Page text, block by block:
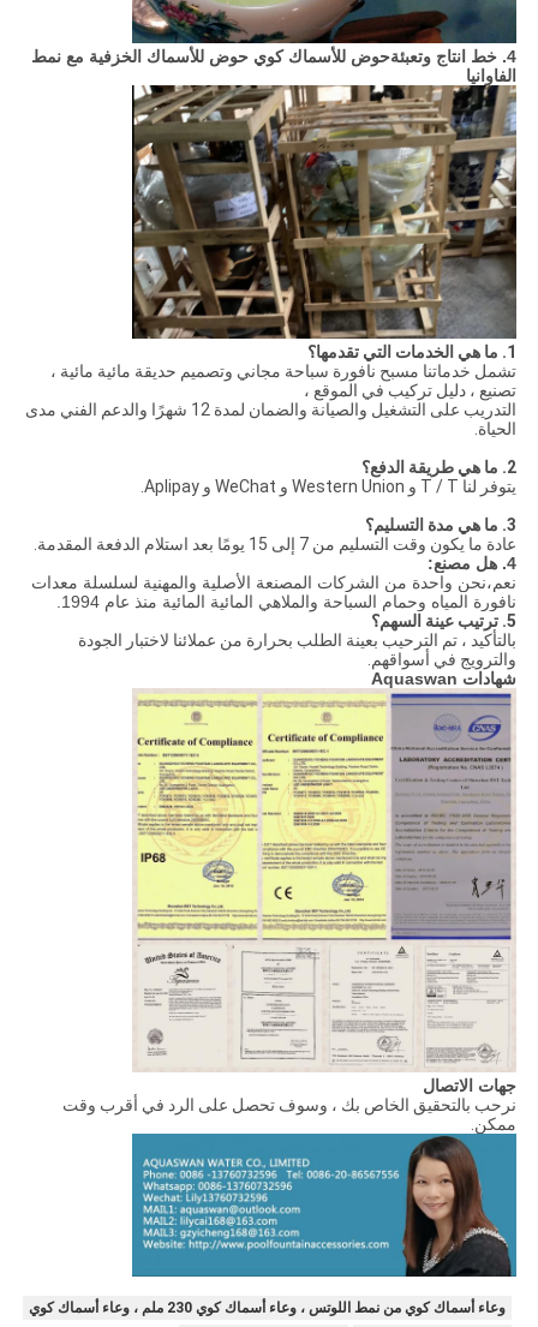
4. خط انتاج وتعبئة
حوض للأسماك كوي حوض للأسماك الخزفية مع نمط
الفاوانيا
1. ما هي الخدمات التي تقدمها؟
تشمل خدماتنا مسبح نافورة سباحة مجاني وتصميم حديقة مائية مائية ،
تصنيع ، دليل تركيب في الموقع ،
التدريب على التشغيل والصيانة والضمان لمدة 12 شهرًا والدعم الفني مدى
الحياة.
2. ما هي طريقة الدفع؟
يتوفر لنا T / T و Western Union و WeChat و Aplipay.
3. ما هي مدة التسليم؟
عادة ما يكون وقت التسليم من 7 إلى 15 يومًا بعد استلام الدفعة المقدمة.
4. هل مصنع:
نعم،نحن واحدة من الشركات المصنعة الأصلية والمهنية لسلسلة معدات
نافورة المياه وحمام السباحة والملاهي المائية المائية منذ عام 1994.
5. ترتيب عينة السهم؟
بالتأكيد ، تم الترحيب بعينة الطلب بحرارة من عملائنا لاختبار الجودة
والترويج في أسواقهم.
شهادات Aquaswan
جهات الاتصال
نرحب بالتحقيق الخاص بك ، وسوف تحصل على الرد في أقرب وقت
ممكن.
وعاء أسماك كوي من نمط اللوتس ، وعاء أسماك كوي 230 ملم ، وعاء أسماك كوي